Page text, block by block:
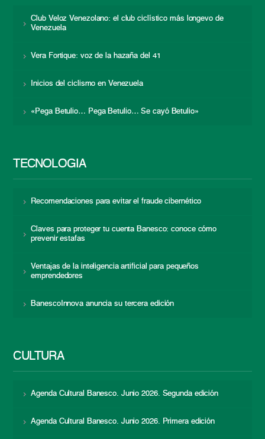
Club Veloz Venezolano: el club ciclístico más longevo de
Venezuela
Vera Fortique: voz de la hazaña del 41
Inicios del ciclismo en Venezuela
«Pega Betulio… Pega Betulio… Se cayó Betulio»
TECNOLOGÍA
Recomendaciones para evitar el fraude cibernético
Claves para proteger tu cuenta Banesco: conoce cómo
prevenir estafas
Ventajas de la inteligencia artificial para pequeños
emprendedores
BanescoInnova anuncia su tercera edición
CULTURA
Agenda Cultural Banesco. Junio 2026. Segunda edición
Agenda Cultural Banesco. Junio 2026. Primera edición